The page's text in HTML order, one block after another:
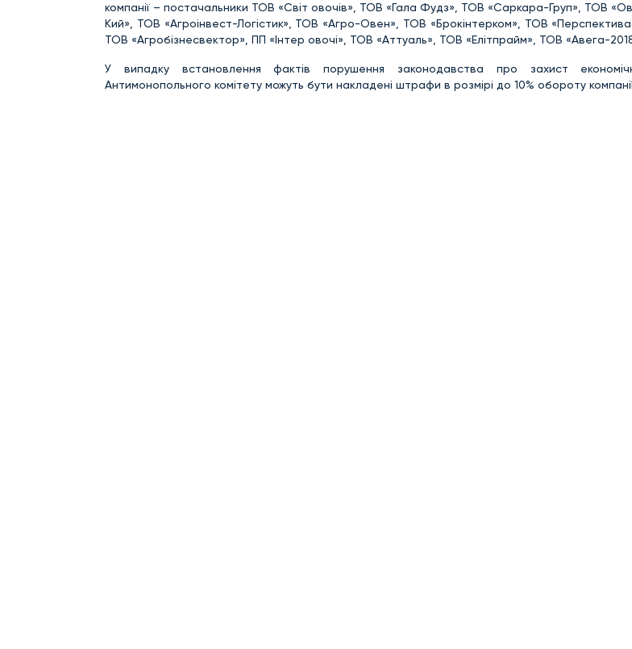
компанії – постачальники ТОВ «Світ овочів», ТОВ «Гала Фудз», ТОВ «Саркара-Груп», ТОВ
Кий», ТОВ «Агроінвест-Логістик», ТОВ «Агро-Овен», ТОВ «Брокінтерком», ТОВ
ТОВ «Агробізнесвектор», ПП «Інтер овочі», ТОВ «Аттуаль», ТОВ «Елітпрайм», ТОВ «Авега-
У випадку встановлення фактів порушення законодавства про захист
Антимонопольного комітету можуть бути накладені штрафи в розмірі до 10% обороту